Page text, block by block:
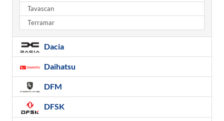
Tavascan
Terramar
Dacia
Daihatsu
DFM
DFSK